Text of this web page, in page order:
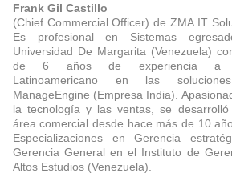
Frank Gil Castillo
(Chief Commercial Officer) de ZMA IT
Es profesional en Sistemas
Universidad De Margarita (Venezuela)
de 6 años de experiencia a
Latinoamericano en las
ManageEngine (Empresa India).
la tecnología y las ventas, se
área comercial desde hace más de 10
Especializaciones en Gerencia
Gerencia General en el Instituto de
Altos Estudios (Venezuela).